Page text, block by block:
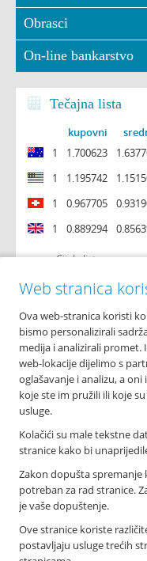
Obrasci
On-line bankarstvo
Tečajna lista
kupovni
1
1.700623
1
1.195742
1
0.967705
1
0.889294
Cijela lista
O nama
Osnovni podaci
Podružnice i
Bankomati
Financijska izvješća
Novosti
Imex banka d.d.
Tolstojeva 6, 21 000 Split
F: +385 021 345 588
info@imexbanka.hr
Info telefon
Web stranica
Ova web-stranica koristi
bismo personalizirali
medija i analizirali
web-lokacije dijelimo s
oglašavanje i analizu, a
koje ste im pružili ili koje
usluge.
Kolačići su male tekstne
stranice kako bi
Zakon dopušta spremanje
potreban za rad stranice.
je vaše dopuštenje.
Ove stranice koriste
postavljaju usluge trećih